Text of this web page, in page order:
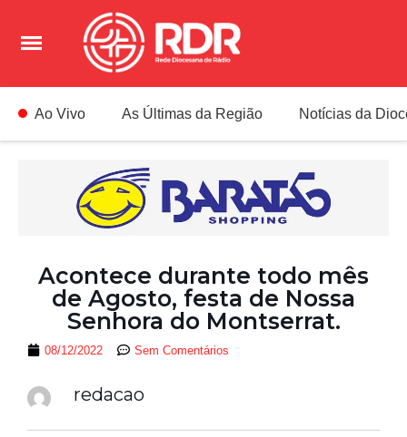
Ao Vivo As Últimas da Região Notícias da
Acontece durante todo mês
de Agosto, festa de Nossa
Senhora do Montserrat.
08/12/2022 Sem Comentários
redacao